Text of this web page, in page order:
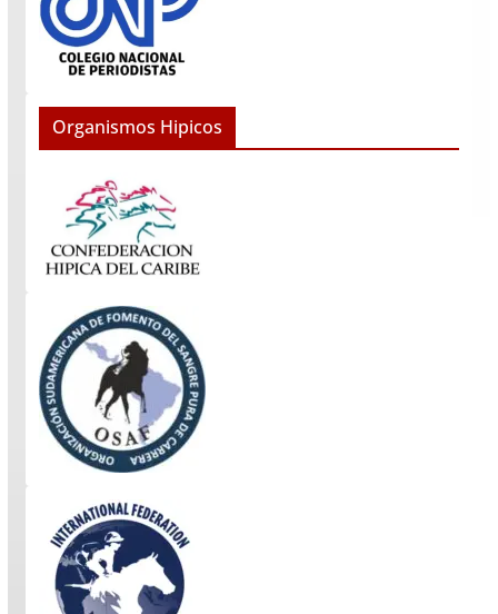
Organismos Hipicos